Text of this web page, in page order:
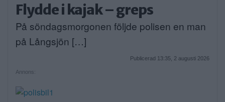
Flydde i kajak – greps
På söndagsmorgonen följde polisen en man
på Långsjön […]
Publicerad 13:35, 2 augusti 2026
Annons: